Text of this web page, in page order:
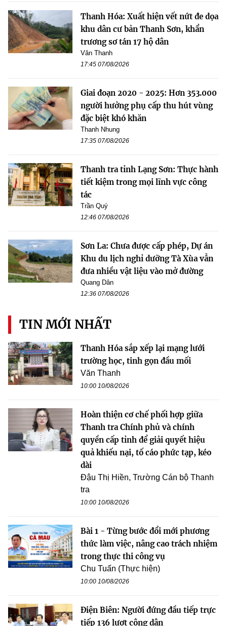
Thanh Hóa: Xuất hiện vết nứt đe dọa
khu dân cư bản Thanh Sơn, khẩn
trương sơ tán 17 hộ dân
Văn Thanh
17:45 07/08/2026
Giai đoạn 2020 - 2025: Hơn 353.000
người hưởng phụ cấp thu hút vùng
đặc biệt khó khăn
Thanh Nhung
17:35 07/08/2026
Thanh tra tỉnh Lạng Sơn: Thực hành
tiết kiệm trong mọi lĩnh vực công
tác
Trần Quý
12:46 07/08/2026
Sơn La: Chưa được cấp phép, Dự án
Khu du lịch nghỉ dưỡng Tà Xùa vẫn
đưa nhiều vật liệu vào mở đường
Quang Dân
12:36 07/08/2026
TIN MỚI NHẤT
Thanh Hóa sắp xếp lại mạng lưới
trường học, tinh gọn đầu mối
Văn Thanh
10:00 10/08/2026
Hoàn thiện cơ chế phối hợp giữa
Thanh tra Chính phủ và chính
quyền cấp tỉnh để giải quyết hiệu
quả khiếu nại, tố cáo phức tạp, kéo
dài
Đậu Thị Hiền, Trường Cán bộ Thanh
tra
10:00 10/08/2026
Bài 1 - Từng bước đổi mới phương
thức làm việc, nâng cao trách nhiệm
trong thực thi công vụ
Chu Tuấn (Thực hiện)
10:00 10/08/2026
Điện Biên: Người đứng đầu tiếp trực
tiếp 136 lượt công dân